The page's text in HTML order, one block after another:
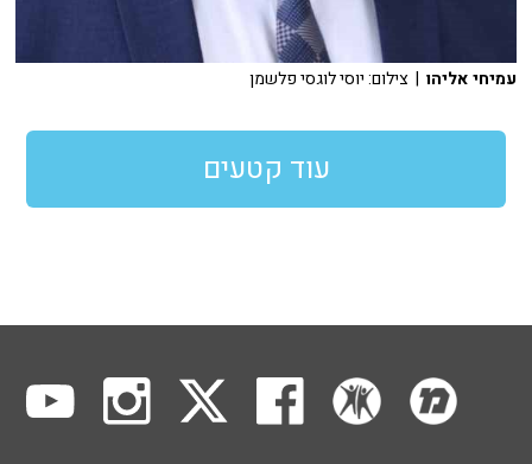
עמיחי אליהו | צילום: יוסי לוגסי פלשמן
עוד קטעים